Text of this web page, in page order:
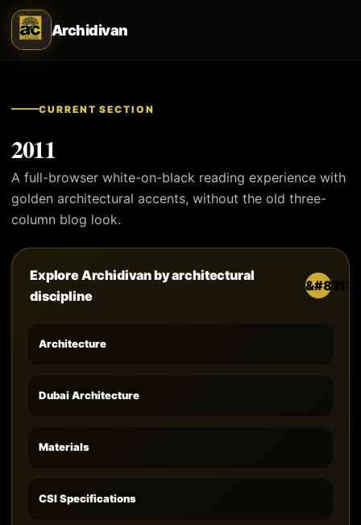
Archidivan
CURRENT SECTION
2011
A full-browser white-on-black reading experience with
golden architectural accents, without the old three-
column blog look.
Explore Archidivan by architectural
discipline
Architecture
Dubai Architecture
Materials
CSI Specifications